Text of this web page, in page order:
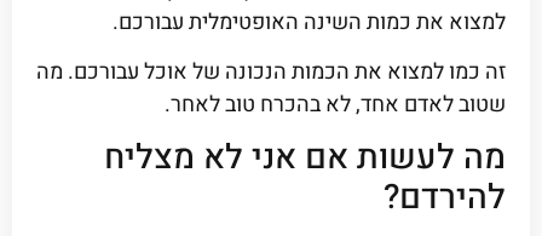
למצוא את כמות השינה האופטימלית עבורכם.
זה כמו למצוא את הכמות הנכונה של אוכל עבורכם. מה
שטוב לאדם אחד, לא בהכרח טוב לאחר.
מה לעשות אם אני לא מצליח
להירדם?